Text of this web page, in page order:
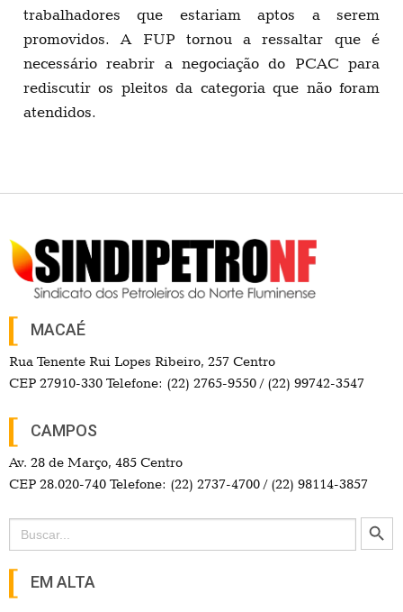
trabalhadores que estariam aptos a serem
promovidos. A FUP tornou a ressaltar que é
necessário reabrir a negociação do PCAC para
rediscutir os pleitos da categoria que não foram
atendidos.
MACAÉ
Rua Tenente Rui Lopes Ribeiro, 257 Centro
CEP 27910-330 Telefone: (22) 2765-9550 / (22) 99742-3547
CAMPOS
Av. 28 de Março, 485 Centro
CEP 28.020-740 Telefone: (22) 2737-4700 / (22) 98114-3857
Search
for:
Search Button
EM ALTA